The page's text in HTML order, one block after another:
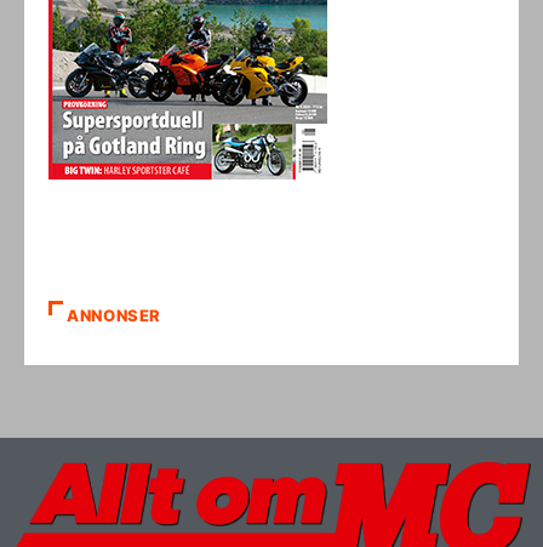
ANNONSER